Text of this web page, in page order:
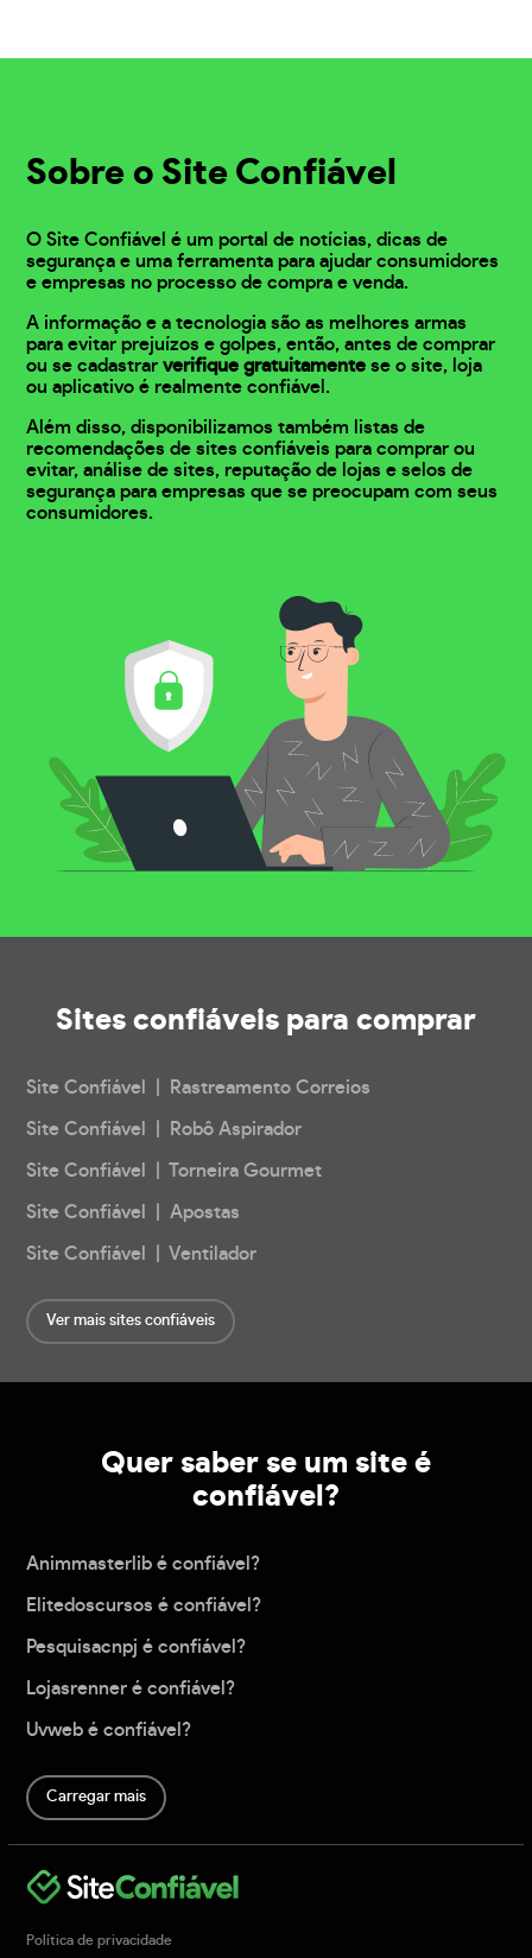
Sobre o Site Confiável
O Site Confiável é um portal de notícias, dicas de
segurança e uma ferramenta para ajudar consumidores
e empresas no processo de compra e venda.
A informação e a tecnologia são as melhores armas
para evitar prejuízos e golpes, então, antes de comprar
ou se cadastrarverifique gratuitamente se o site, loja
ou aplicativo é realmente confiável.
Além disso, disponibilizamos também listas de
recomendações de sites confiáveis para comprar ou
evitar, análise de sites, reputação de lojas e selos de
segurança para empresas que se preocupam com seus
consumidores.
Sites confiáveis para comprar
Site Confiável | Rastreamento Correios
Site Confiável | Robô Aspirador
Site Confiável | Torneira Gourmet
Site Confiável | Apostas
Site Confiável | Ventilador
Ver mais sites confiáveis
Quer saber se um site é
confiável?
Animmasterlib é confiável?
Elitedoscursos é confiável?
Pesquisacnpj é confiável?
Lojasrenner é confiável?
Uvweb é confiável?
Carregar mais
Política de privacidade